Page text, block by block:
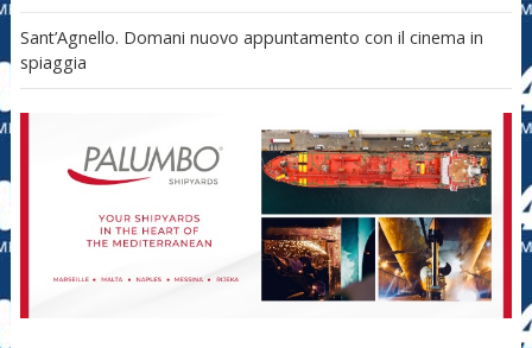
Sant’Agnello. Domani nuovo appuntamento con il cinema in
spiaggia